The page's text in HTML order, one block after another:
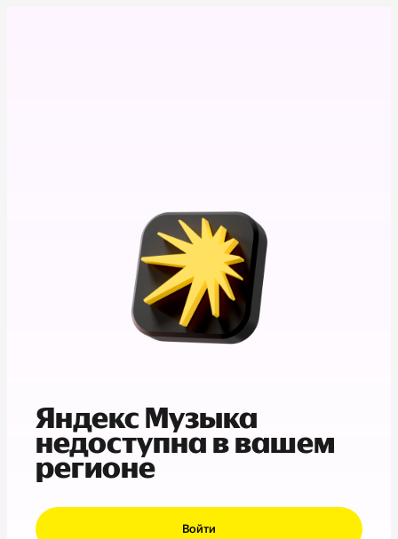
Яндекс Музыка
недоступна в вашем
регионе
Войти